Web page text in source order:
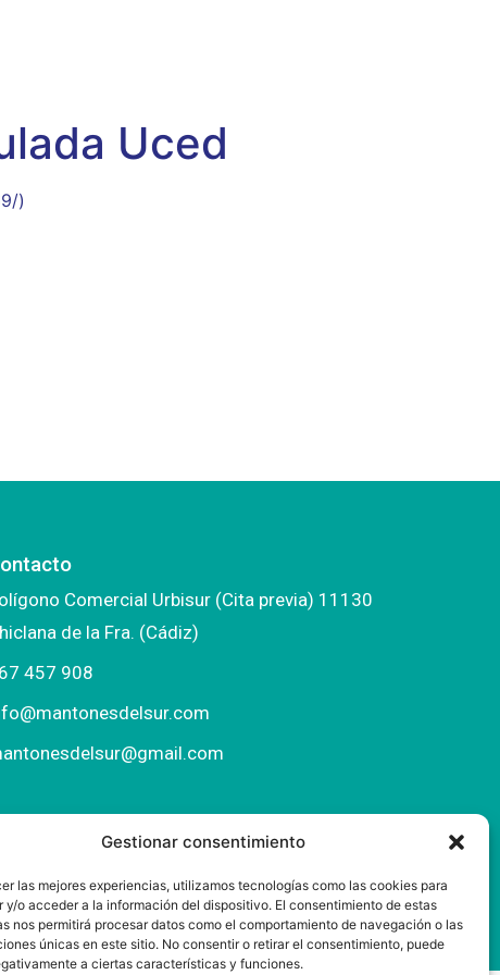
Gestionar consentimiento
las mejores experiencias, utilizamos tecnologías como las cookies para
y/o acceder a la información del dispositivo. El consentimiento de estas
nos permitirá procesar datos como el comportamiento de navegación o las
únicas en este sitio. No consentir o retirar el consentimiento, puede
a ciertas características y funciones.
Uced
)
Comercial Urbisur (Cita previa) 11130
de la Fra. (Cádiz)
457 908